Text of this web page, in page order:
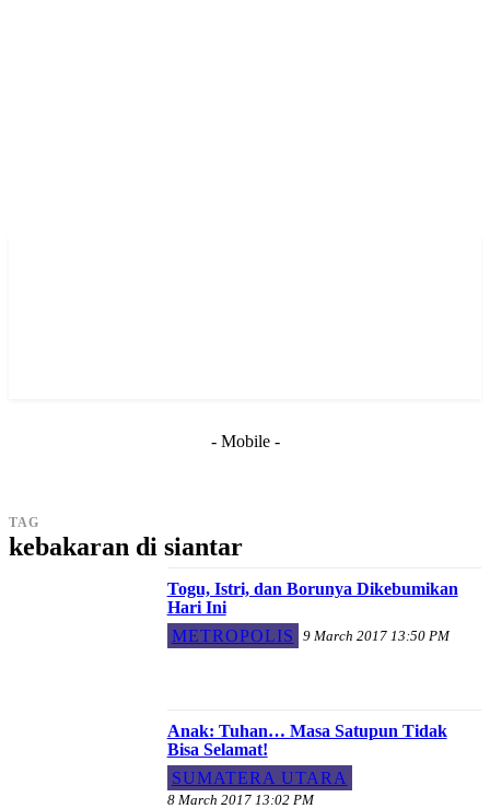
- Mobile -
TAG
kebakaran di siantar
Togu, Istri, dan Borunya Dikebumikan
Hari Ini
METROPOLIS
9 March 2017 13:50 PM
Anak: Tuhan… Masa Satupun Tidak
Bisa Selamat!
SUMATERA UTARA
8 March 2017 13:02 PM